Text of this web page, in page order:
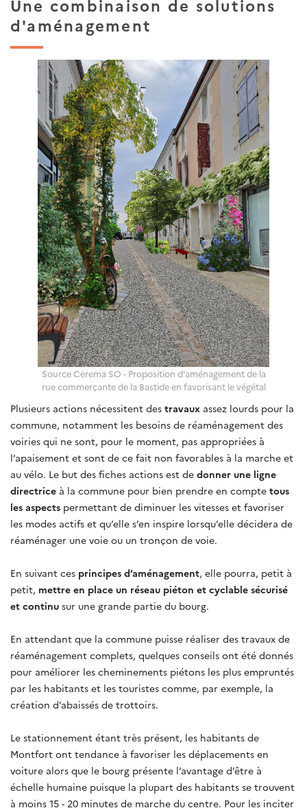
Une combinaison de solutions
d'aménagement
Source Cerema SO - Proposition d'aménagement de la
rue commerçante de la Bastide en favorisant le végétal
Plusieurs actions nécessitent des travaux assez lourds pour la
commune, notamment les besoins de réaménagement des
voiries qui ne sont, pour le moment, pas appropriées à
l’apaisement et sont de ce fait non favorables à la marche et
au vélo. Le but des fiches actions est de donner une ligne
directrice à la commune pour bien prendre en compte tous
les aspects permettant de diminuer les vitesses et favoriser
les modes actifs et qu’elle s’en inspire lorsqu’elle décidera de
réaménager une voie ou un tronçon de voie.
En suivant ces principes d’aménagement, elle pourra, petit à
petit, mettre en place un réseau piéton et cyclable sécurisé
et continu sur une grande partie du bourg.
En attendant que la commune puisse réaliser des travaux de
réaménagement complets, quelques conseils ont été donnés
pour améliorer les cheminements piétons les plus empruntés
par les habitants et les touristes comme, par exemple, la
création d’abaissés de trottoirs.
Le stationnement étant très présent, les habitants de
Montfort ont tendance à favoriser les déplacements en
voiture alors que le bourg présente l’avantage d’être à
échelle humaine puisque la plupart des habitants se trouvent
à moins 15 - 20 minutes de marche du centre. Pour les inciter